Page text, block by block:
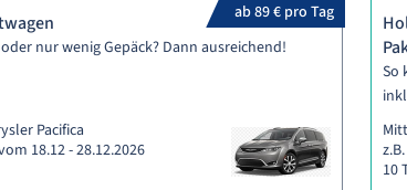
ab 89 € pro Tag
nur wenig Gepäck? Dann ausreichend!
Pacifica
18.12 - 28.12.2026
So
10